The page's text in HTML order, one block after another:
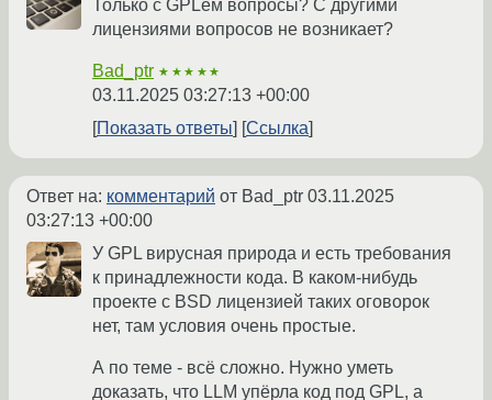
Только с GPLем вопросы? С другими
лицензиями вопросов не возникает?
Bad_ptr ★★★★★
03.11.2025 03:27:13 +00:00
Показать ответы
Ссылка
Ответ на: комментарий от Bad_ptr 03.11.2025
03:27:13 +00:00
У GPL вирусная природа и есть требования
к принадлежности кода. В каком-нибудь
проекте с BSD лицензией таких оговорок
нет, там условия очень простые.
А по теме - всё сложно. Нужно уметь
доказать, что LLM упёрла код под GPL, а